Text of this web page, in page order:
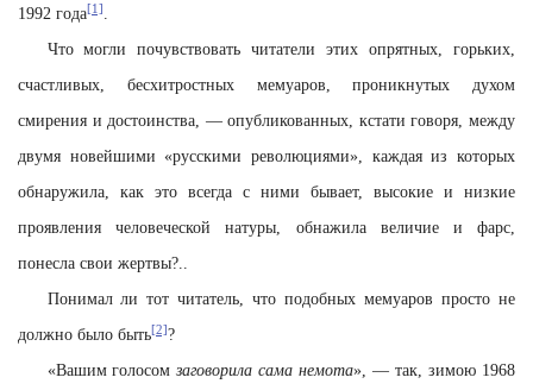
1992 года[1] .
Что могли почувствовать читатели этих опрятных, горьких,
счастливых, бесхитростных мемуаров, проникнутых духом
смирения и достоинства, — опубликованных, кстати говоря, между
двумя новейшими «русскими революциями», каждая из которых
обнаружила, как это всегда с ними бывает, высокие и низкие
проявления человеческой натуры, обнажила величие и фарс,
понесла свои жертвы?..
Понимал ли тот читатель, что подобных мемуаров просто не
должно было быть[2]?
«Вашим голосомзаговорила сама немота», — так, зимою 1968